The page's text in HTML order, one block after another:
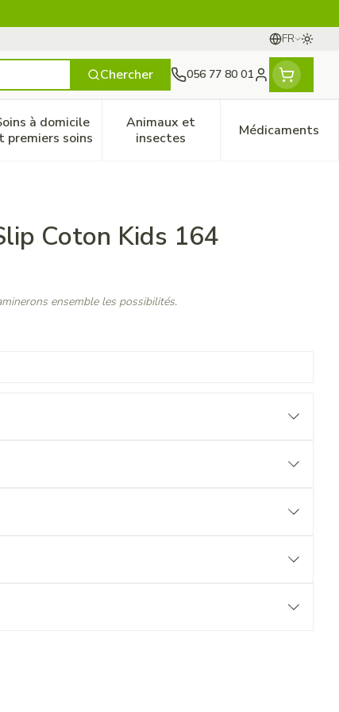
FR
Langues
Chercher 056 77 80 01
Menu client
enfantsVitalité 50+
menu pour la catégorie Naturopathie
à domicile
premiers soins
Afficher le sous-menu pour la catégorie Soins à
Animaux et
insectesAfficher le sous-menu pour
Médicaments
Afficher
Coton Kids 164
ensemble les possibilités.